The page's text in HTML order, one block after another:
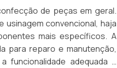
de peças em geral.
convencional, haja
mais específicos. A
para reparo e manutenção,
funcionalidade adequada à